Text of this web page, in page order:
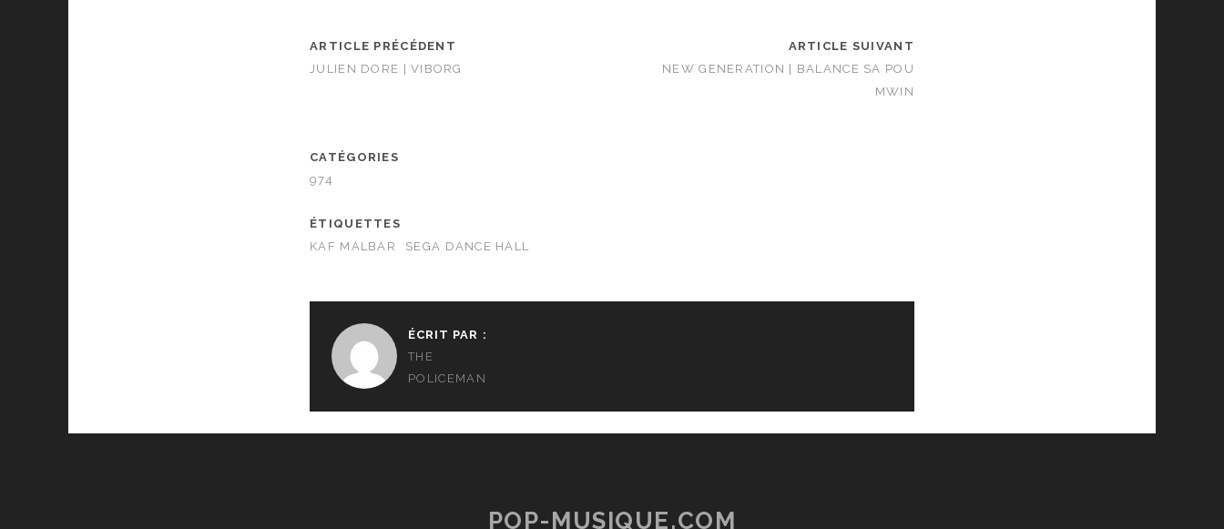
ARTICLE PRÉCÉDENT
JULIEN DORE | VIBORG
ARTICLE SUIVANT
NEW GENERATION | BALANCE SA POU
MWIN
CATÉGORIES
974
ÉTIQUETTES
KAF MALBAR
SEGA DANCE HALL
ÉCRIT PAR :
THE
POLICEMAN
POP-MUSIQUE.COM